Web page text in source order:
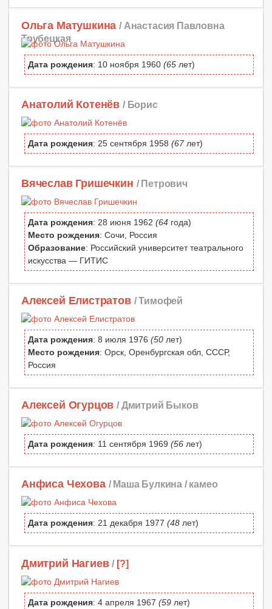
Ольга Матушкина / Анастасия Павловна
Трубецкая
Дата рождения: 10 ноября 1960 (65 лет)
Анатолий Котенёв / Борис
Дата рождения: 25 сентября 1958 (67лет)
Вячеслав Гришечкин / Петрович
Дата рождения: 28 июня 1962 (64 года)
Место рождения: Сочи, Россия
Образование: Российский университет театрального
искусства — ГИТИС
Алексей Елистратов / Тимофей
Дата рождения: 8 июля 1976 (50 лет)
Место рождения: Орск, Оренбургская обл, СССР,
Россия
Алексей Огурцов / Дмитрий Быков
Дата рождения: 11 сентября 1969 (56 лет)
Анфиса Чехова / Маша Булкина / камео
Дата рождения: 21 декабря 1977 (48 лет)
Дмитрий Нагиев / [?]
Дата рождения: 4 апреля 1967 (59 лет)